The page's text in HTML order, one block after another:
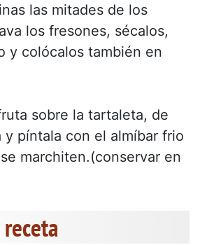
las mitades de los
los fresones, sécalos,
y colócalos también en
sobre la tartaleta, de
y píntala con el almíbar frio
marchiten.(conservar en